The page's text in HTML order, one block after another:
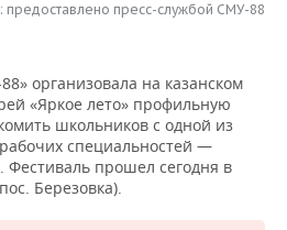
предоставлено пресс-службой СМУ-88
организовала на казанском
«Яркое лето» профильную
школьников с одной из
специальностей —
прошел сегодня в
Березовка).